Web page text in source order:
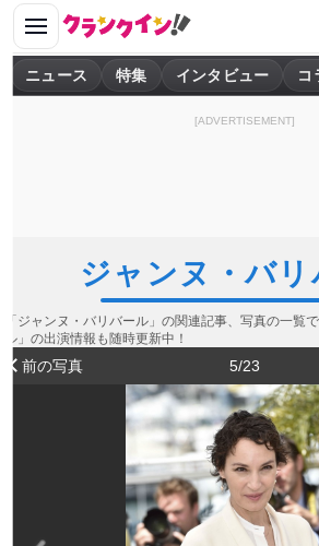
ニュース 特集 インタビュー コ
[ADVERTISEMENT]
ジャンヌ・バ
「ジャンヌ・バリバール」の関連記事、写真の一覧
ル」の出演情報も随時更新中！
前の写真 5/23